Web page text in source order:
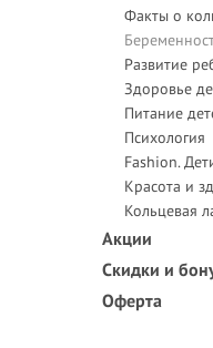
Факты о
Развитие
Здоровье
Питание
Психология
Fashion.
Красота и
Кольцевая
Акции
Скидки и
Оферта